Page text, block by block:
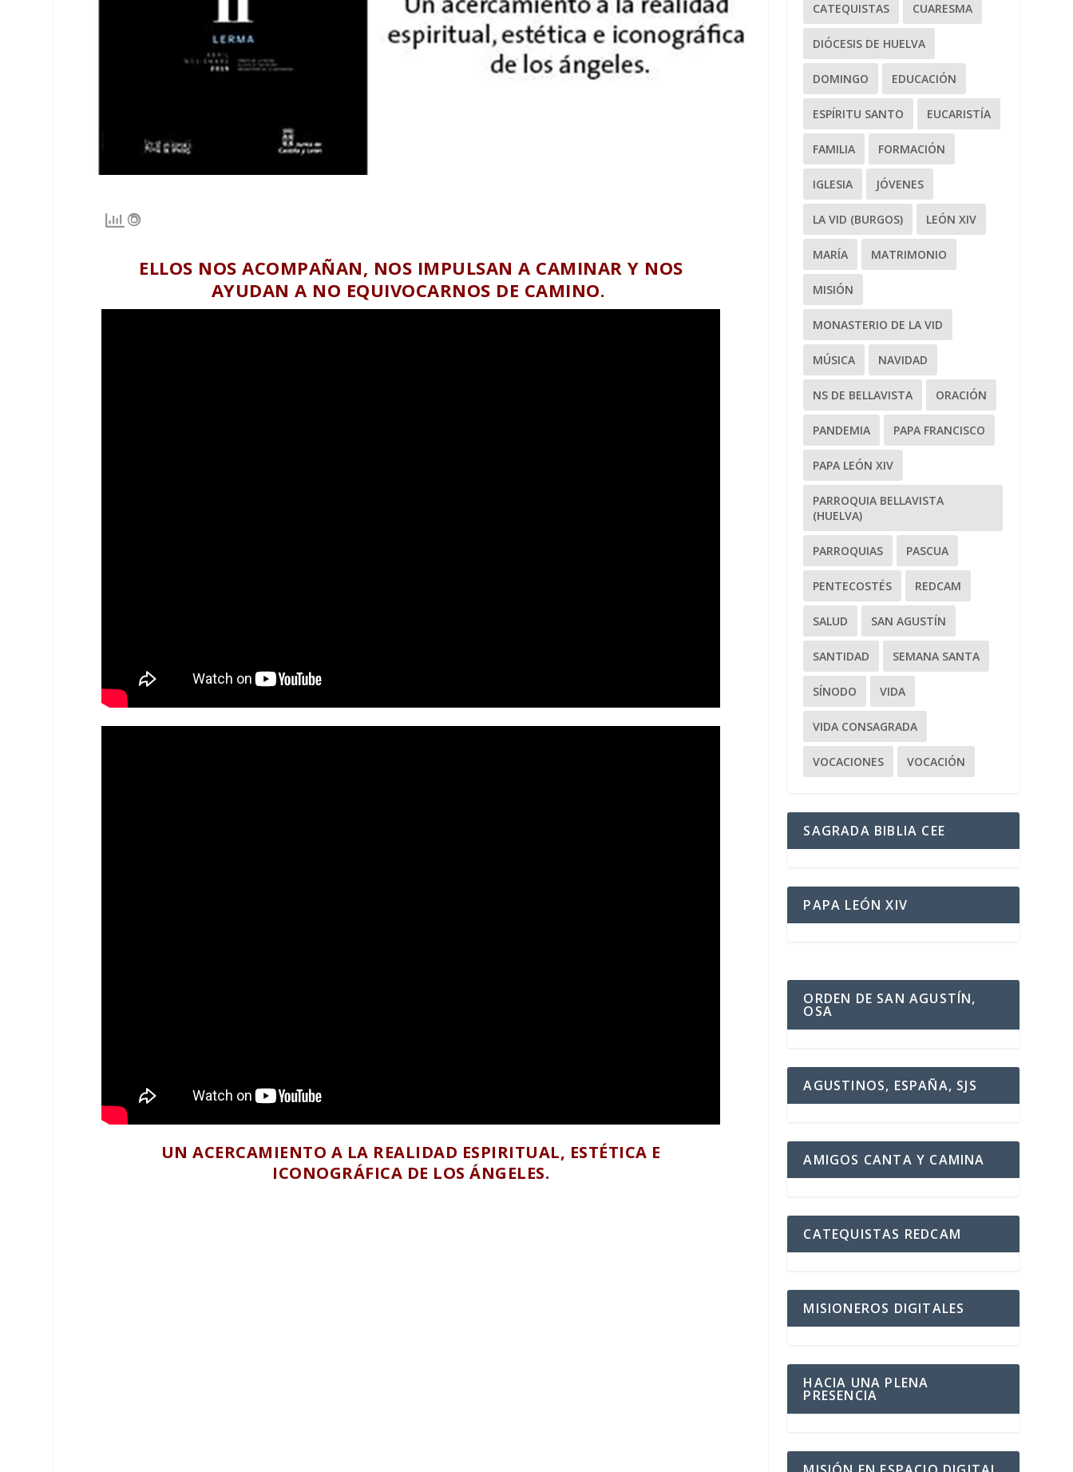
ELLOS NOS ACOMPAÑAN, NOS IMPULSAN A CAMINAR Y NOS
AYUDAN A NO EQUIVOCARNOS DE CAMINO.
UN ACERCAMIENTO A LA REALIDAD ESPIRITUAL, ESTÉTICA E
ICONOGRÁFICA DE LOS ÁNGELES.
CATEQUISTAS CUARESMA
DIÓCESIS DE HUELVA
DOMINGO EDUCACIÓN
ESPÍRITU SANTO EUCARISTÍA
FAMILIA FORMACIÓN
IGLESIA JÓVENES
LA VID (BURGOS) LEÓN XIV
MARÍA MATRIMONIO
MISIÓN
MONASTERIO DE LA VID
MÚSICA NAVIDAD
NS DE BELLAVISTA ORACIÓN
PANDEMIA PAPA FRANCISCO
PAPA LEÓN XIV
PARROQUIA BELLAVISTA
(HUELVA)
PARROQUIAS PASCUA
PENTECOSTÉS REDCAM
SALUD SAN AGUSTÍN
SANTIDAD SEMANA SANTA
SÍNODO VIDA
VIDA CONSAGRADA
VOCACIONES VOCACIÓN
SAGRADA BIBLIA CEE
PAPA LEÓN XIV
ORDEN DE SAN AGUSTÍN,
OSA
AGUSTINOS, ESPAÑA, SJS
AMIGOS CANTA Y CAMINA
CATEQUISTAS REDCAM
MISIONEROS DIGITALES
HACIA UNA PLENA
PRESENCIA